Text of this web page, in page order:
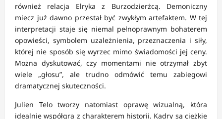
również relacja Elryka z Burzodzierżcą. Demoniczny
miecz już dawno przestał być zwykłym artefaktem. W tej
interpretacji staje się niemal pełnoprawnym bohaterem
opowieści, symbolem uzależnienia, przeznaczenia i siły,
której nie sposób się wyrzec mimo świadomości jej ceny.
Można dyskutować, czy momentami nie otrzymał zbyt
wiele „głosu”, ale trudno odmówić temu zabiegowi
dramatycznej skuteczności.
Julien Telo tworzy natomiast oprawę wizualną, która
idealnie współgra z charakterem historii. Kadry są ciężkie